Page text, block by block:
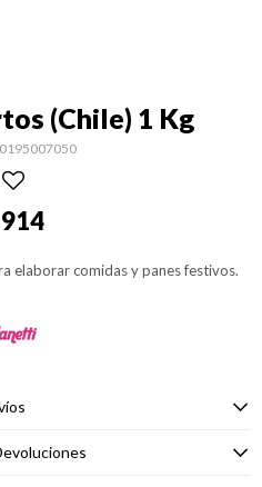
(Chile) 1 Kg
914
elaborar comidas y panes festivos.